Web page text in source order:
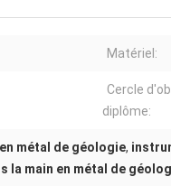
Matériel:
Cercle
diplôme:
métal de géologie,
la main en métal de